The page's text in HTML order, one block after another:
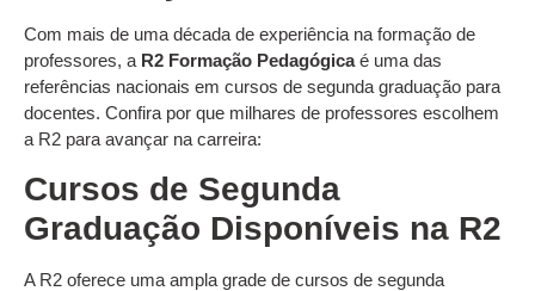
Com mais de uma década de experiência na formação de
professores, a R2 Formação Pedagógicaé uma das
referências nacionais em cursos de segunda graduação para
docentes. Confira por que milhares de professores escolhem
a R2 para avançar na carreira:
Cursos de Segunda
Graduação Disponíveis na R2
A R2 oferece uma ampla grade de cursos de segunda